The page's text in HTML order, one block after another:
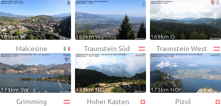
169km W 169km W 169km O
Malcesine
171km SW
Traunstein Süd
173km NO
Traunstein West
173km NO
Grimming Hoher Kasten Pizol